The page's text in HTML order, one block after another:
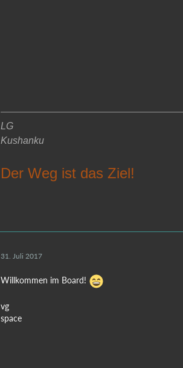
LG
Kushanku
Der Weg ist das Ziel!
31. Juli 2017
Willkommen im Board!
vg
space